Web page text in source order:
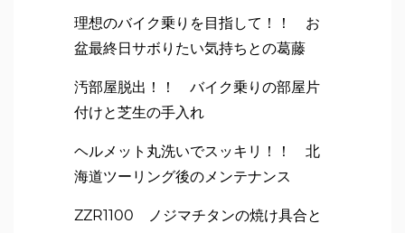
理想のバイク乗りを目指して！！ お
盆最終日サボりたい気持ちとの葛藤
汚部屋脱出！！ バイク乗りの部屋片
付けと芝生の手入れ
ヘルメット丸洗いでスッキリ！！ 北
海道ツーリング後のメンテナンス
ZZR1100 ノジマチタンの焼け具合と